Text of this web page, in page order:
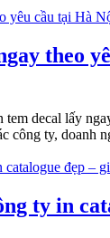
theo
tem decal lấy
công ty, doanh
ty in